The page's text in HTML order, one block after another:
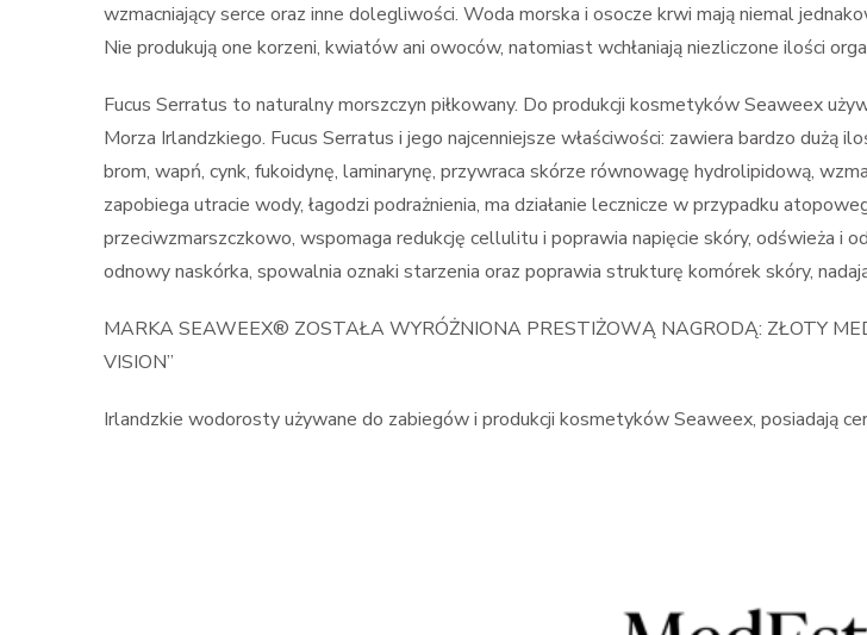
wzmacniający serce oraz inne dolegliwości. Woda morska i osocze krwi mają niemal
Nie produkują one korzeni, kwiatów ani owoców, natomiast wchłaniają niezliczone ilości
Fucus Serratus to naturalny morszczyn piłkowany. Do produkcji kosmetyków Seaweex
Morza Irlandzkiego. Fucus Serratus i jego najcenniejsze właściwości: zawiera bardzo dużą
brom, wapń, cynk, fukoidynę, laminarynę, przywraca skórze równowagę hydrolipidową,
zapobiega utracie wody, łagodzi podrażnienia, ma działanie lecznicze w przypadku
przeciwzmarszczkowo, wspomaga redukcję cellulitu i poprawia napięcie skóry, odświeża i
odnowy naskórka, spowalnia oznaki starzenia oraz poprawia strukturę komórek skóry,
MARKA SEAWEEX® ZOSTAŁA WYRÓŻNIONA PRESTIŻOWĄ NAGRODĄ: ZŁOTY
VISION”
Irlandzkie wodorosty używane do zabiegów i produkcji kosmetyków Seaweex, posiadają